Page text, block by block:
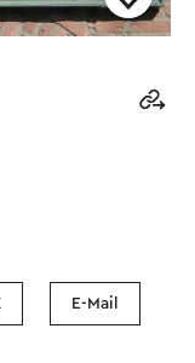
E-Mail